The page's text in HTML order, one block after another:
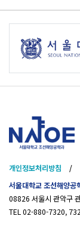
개인정보처리방침 /
서울대학교 조선해양공
08826 서울시 관악구
TEL 02-880-7320,